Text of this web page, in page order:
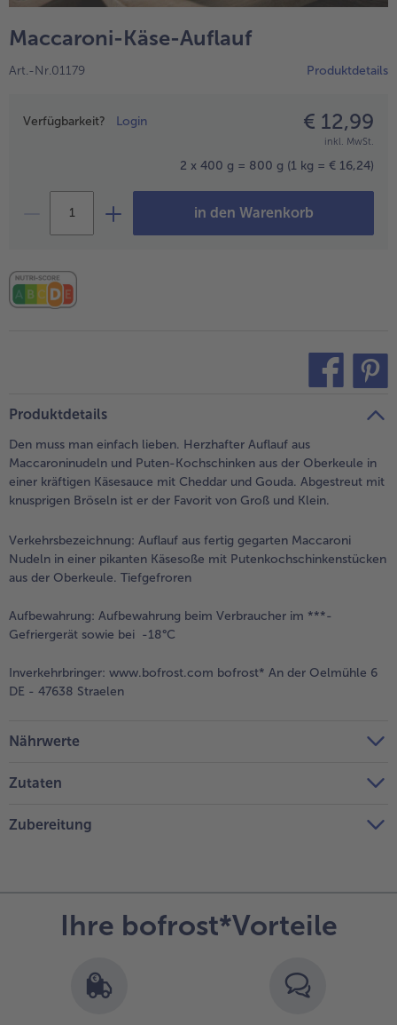
alle Obst
alle Süße Vielfalt
Confiserie & Feinkost
alle Küchenhelfer
Maccaroni-Käse-Auflauf
Art.-Nr.01179 Produktdetails
Preisangabe
Verfügbarkeit? Login € 12,99
inkl. MwSt.
2 x 400 g = 800 g (1 kg = € 16,24)
in den Warenkorb
Produktdetails
Den muss man einfach lieben. Herzhafter Auflauf aus
Maccaroninudeln und Puten-Kochschinken aus der Oberkeule in
einer kräftigen Käsesauce mit Cheddar und Gouda. Abgestreut mit
knusprigen Bröseln ist er der Favorit von Groß und Klein.
Verkehrsbezeichnung: Auflauf aus fertig gegarten Maccaroni
Nudeln in einer pikanten Käsesoße mit Putenkochschinkenstücken
aus der Oberkeule. Tiefgefroren
Aufbewahrung: Aufbewahrung beim Verbraucher im ***-
Gefriergerät sowie bei -18°C
Inverkehrbringer: www.bofrost.com bofrost* An der Oelmühle 6
DE - 47638 Straelen
Nährwerte
Zutaten
Zubereitung
Ihre bofrost*Vorteile